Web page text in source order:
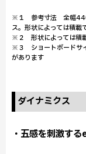
※１ 参考寸法 全幅
ス。形状によっては積載
※２ 形状によっては積
※３ ショートボードサ
があります
ダイナミクス
・五感を刺激す